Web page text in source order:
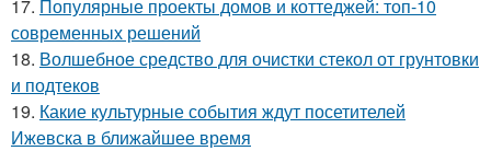
17. Популярные проекты домов и коттеджей: топ-10
современных решений
18. Волшебное средство для очистки стекол от грунтовки
и подтеков
19. Какие культурные события ждут посетителей
Ижевска в ближайшее время